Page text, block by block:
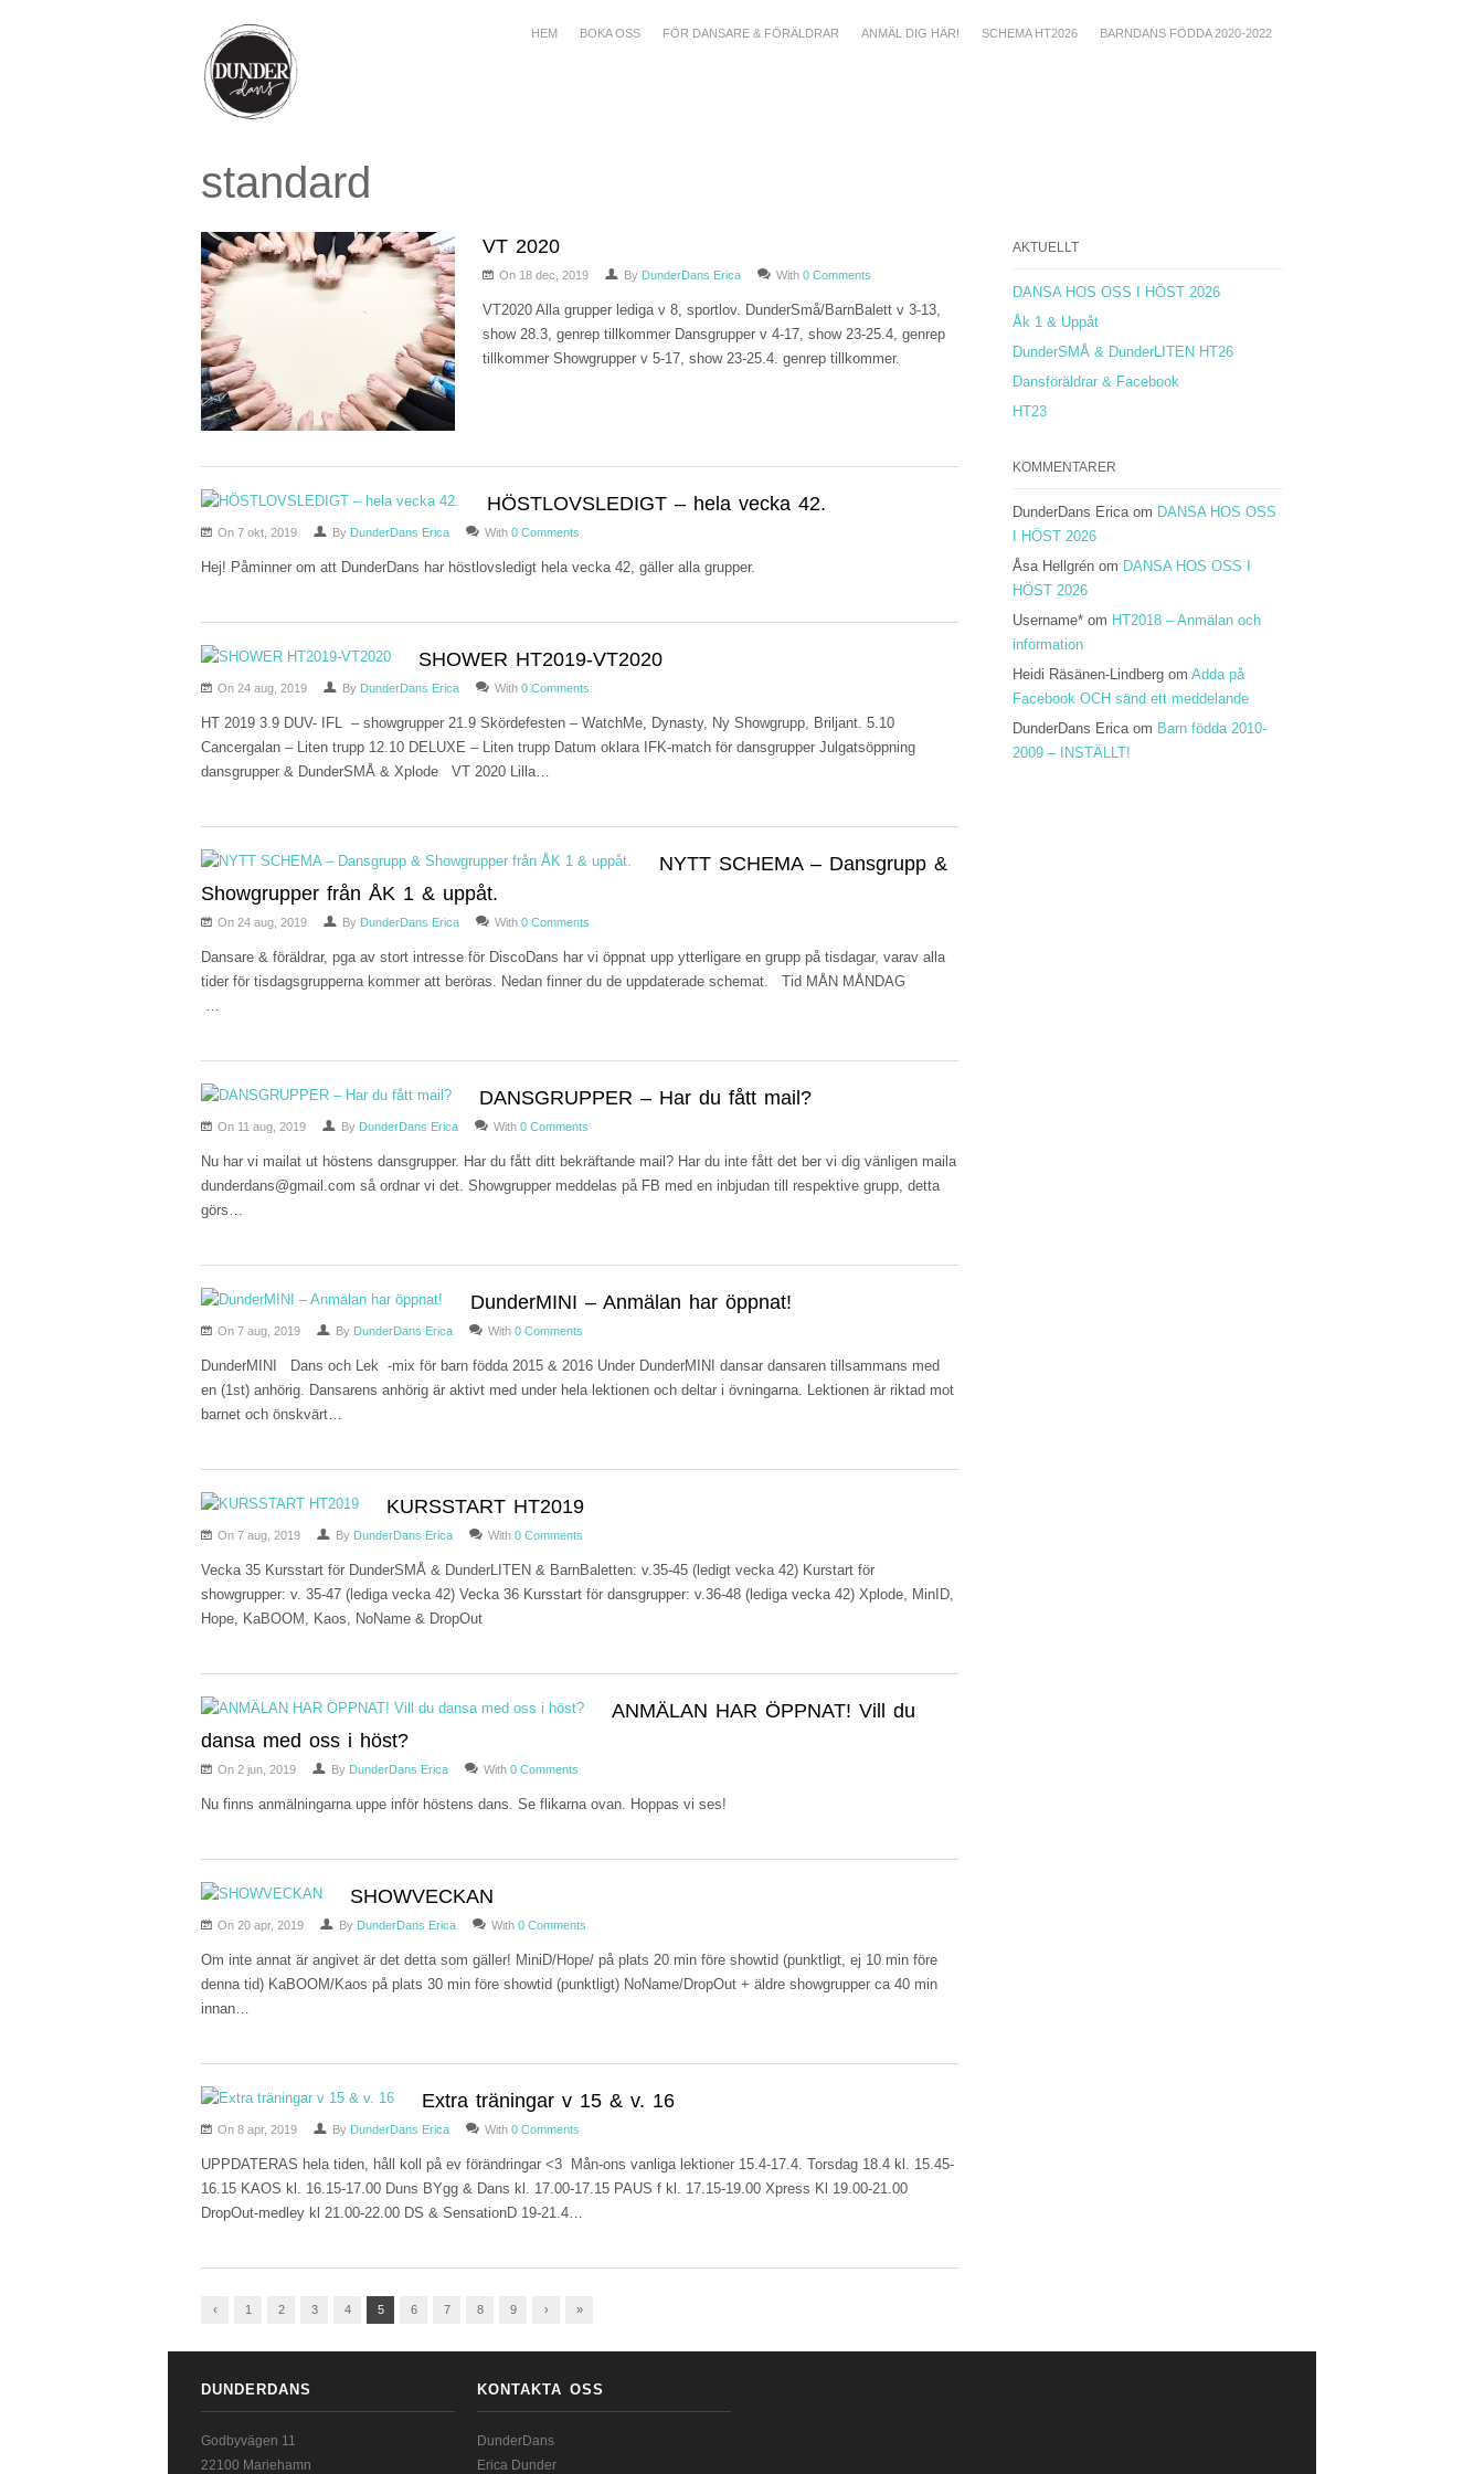
HEM BOKA OSS FÖR DANSARE & FÖRÄLDRAR ANMÄL DIG HÄR! SCHEMA HT2026 BARNDANS FÖDDA 2020-2022
standard
VT 2020
On 18 dec, 2019 By DunderDans Erica With 0 Comments
VT2020 Alla grupper lediga v 8, sportlov. DunderSmå/BarnBalett v 3-13,
show 28.3, genrep tillkommer Dansgrupper v 4-17, show 23-25.4, genrep
tillkommer Showgrupper v 5-17, show 23-25.4. genrep tillkommer.
HÖSTLOVSLEDIGT – hela vecka 42.
On 7 okt, 2019 By DunderDans Erica With 0 Comments
Hej! Påminner om att DunderDans har höstlovsledigt hela vecka 42, gäller alla grupper.
SHOWER HT2019-VT2020
On 24 aug, 2019 By DunderDans Erica With 0 Comments
HT 2019 3.9 DUV- IFL – showgrupper 21.9 Skördefesten – WatchMe, Dynasty, Ny Showgrupp, Briljant. 5.10
Cancergalan – Liten trupp 12.10 DELUXE – Liten trupp Datum oklara IFK-match för dansgrupper Julgatsöppning
dansgrupper & DunderSMÅ & Xplode VT 2020 Lilla…
NYTT SCHEMA – Dansgrupp &
Showgrupper från ÅK 1 & uppåt.
On 24 aug, 2019 By DunderDans Erica With 0 Comments
Dansare & föräldrar, pga av stort intresse för DiscoDans har vi öppnat upp ytterligare en grupp på tisdagar, varav alla
tider för tisdagsgrupperna kommer att beröras. Nedan finner du de uppdaterade schemat. Tid MÅN MÅNDAG
…
DANSGRUPPER – Har du fått mail?
On 11 aug, 2019 By DunderDans Erica With 0 Comments
Nu har vi mailat ut höstens dansgrupper. Har du fått ditt bekräftande mail? Har du inte fått det ber vi dig vänligen maila
dunderdans@gmail.com så ordnar vi det. Showgrupper meddelas på FB med en inbjudan till respektive grupp, detta
görs…
DunderMINI – Anmälan har öppnat!
On 7 aug, 2019 By DunderDans Erica With 0 Comments
DunderMINI Dans och Lek -mix för barn födda 2015 & 2016 Under DunderMINI dansar dansaren tillsammans med
en (1st) anhörig. Dansarens anhörig är aktivt med under hela lektionen och deltar i övningarna. Lektionen är riktad mot
barnet och önskvärt…
KURSSTART HT2019
On 7 aug, 2019 By DunderDans Erica With 0 Comments
Vecka 35 Kursstart för DunderSMÅ & DunderLITEN & BarnBaletten: v.35-45 (ledigt vecka 42) Kurstart för
showgrupper: v. 35-47 (lediga vecka 42) Vecka 36 Kursstart för dansgrupper: v.36-48 (lediga vecka 42) Xplode, MinID,
Hope, KaBOOM, Kaos, NoName & DropOut
ANMÄLAN HAR ÖPPNAT! Vill du
dansa med oss i höst?
On 2 jun, 2019 By DunderDans Erica With 0 Comments
Nu finns anmälningarna uppe inför höstens dans. Se flikarna ovan. Hoppas vi ses!
SHOWVECKAN
On 20 apr, 2019 By DunderDans Erica With 0 Comments
Om inte annat är angivet är det detta som gäller! MiniD/Hope/ på plats 20 min före showtid (punktligt, ej 10 min före
denna tid) KaBOOM/Kaos på plats 30 min före showtid (punktligt) NoName/DropOut + äldre showgrupper ca 40 min
innan…
Extra träningar v 15 & v. 16
On 8 apr, 2019 By DunderDans Erica With 0 Comments
UPPDATERAS hela tiden, håll koll på ev förändringar <3 Mån-ons vanliga lektioner 15.4-17.4. Torsdag 18.4 kl. 15.45-
16.15 KAOS kl. 16.15-17.00 Duns BYgg & Dans kl. 17.00-17.15 PAUS f kl. 17.15-19.00 Xpress Kl 19.00-21.00
DropOut-medley kl 21.00-22.00 DS & SensationD 19-21.4…
‹ 1 2 3 4 5 6 7 8 9 › »
AKTUELLT
DANSA HOS OSS I HÖST 2026
Åk 1 & Uppåt
DunderSMÅ & DunderLITEN HT26
Dansföräldrar & Facebook
HT23
KOMMENTARER
DunderDans Ericaom DANSA HOS OSS
I HÖST 2026
Åsa Hellgrén om DANSA HOS OSS I
HÖST 2026
Username* om HT2018 – Anmälan och
information
Heidi Räsänen-Lindberg om Adda på
Facebook OCH sänd ett meddelande
DunderDans Ericaom Barn födda 2010-
2009 – INSTÄLLT!
DUNDERDANS
Godbyvägen 11
22100 Mariehamn
KONTAKTA OSS
DunderDans
Erica Dunder